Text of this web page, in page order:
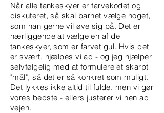
Når alle tankeskyer er farvekodet og
diskuteret, så skal barnet vælge noget,
som han gerne vil øve sig på. Det er
nærliggende at vælge en af de
tankeskyer, som er farvet gul. Hvis det
er svært, hjælpes vi ad - og jeg hjælper
selvfølgelig med at formulere et skarpt
"mål", så det er så konkret som muligt.
Det lykkes ikke altid til fulde, men vi gør
vores bedste - ellers justerer vi hen ad
vejen.